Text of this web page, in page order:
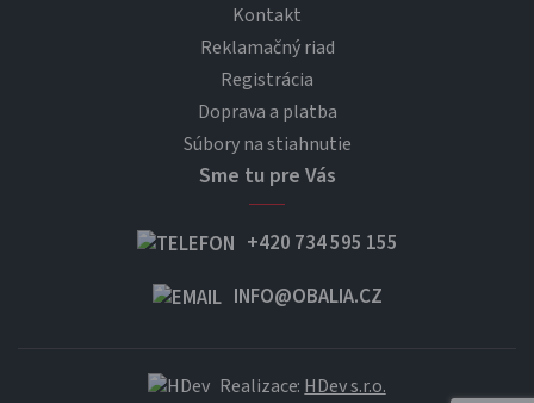
Kontakt
Reklamačný riad
Registrácia
Doprava a platba
Súbory na stiahnutie
Sme tu pre Vás
+420 734 595 155
INFO@OBALIA.CZ
Realizace: HDev s.r.o.